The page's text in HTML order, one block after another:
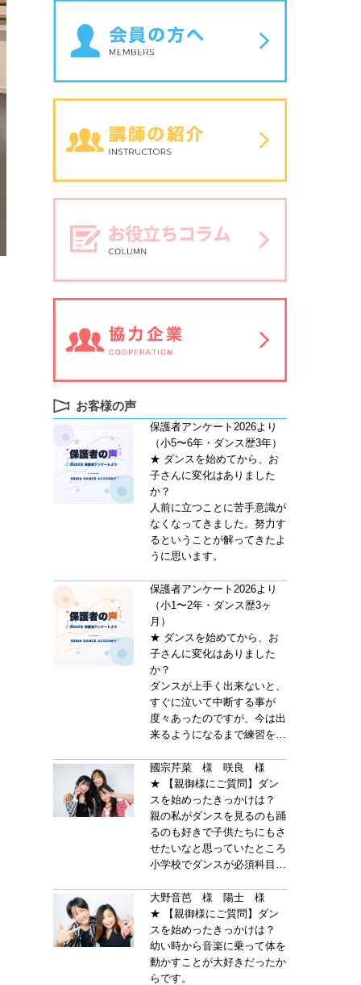
お客様の声
保護者アンケート2026より
（小5〜6年・ダンス歴3年）
★ ダンスを始めてから、お
子さんに変化はありました
か？
人前に立つことに苦手意識が
なくなってきました。努力す
るということが解ってきたよ
うに思います。
保護者アンケート2026より
（小1〜2年・ダンス歴3ヶ
月）
★ ダンスを始めてから、お
子さんに変化はありました
か？
ダンスが上手く出来ないと、
すぐに泣いて中断する事が
度々あったのですが、今は出
来るようになるまで練習をた
もついたようです。
國宗芹菜 様 咲良 様
★ 【親御様にご質問】ダン
スを始めったきっかけは？
親の私がダンスを見るのも踊
るのも好きで子供たちにもさ
せたいなと思っていたところ
小学校でダンスが必須科目に
良いかなと軽い気持ちで見学
しに行きました。
大野音芭 様 陽士 様
★ 【親御様にご質問】ダン
スを始めったきっかけは？
幼い時から音楽に乗って体を
動かすことが大好きだったか
らです。